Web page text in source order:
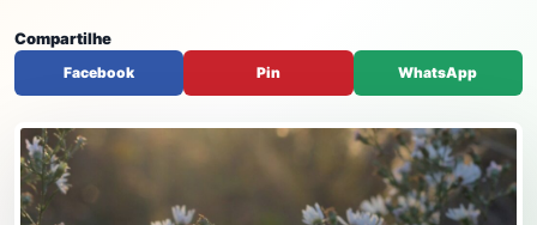
Compartilhe
Facebook Pin WhatsApp